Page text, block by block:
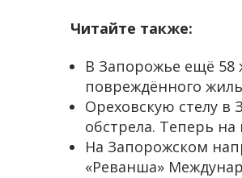
Читайте также:
В Запорожье ещё 58
повреждённого
Ореховскую стелу в
обстрела. Теперь
На Запорожском
«Реванша»